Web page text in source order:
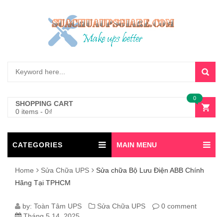
SHOPPING CART
0 items - 0₫
0
CATEGORIES MAIN MENU
Home Sửa Chữa UPS
Sửa chữa Bộ Lưu Điện ABB Chính
Hãng Tại TPHCM
SỬA
by: Toàn Tâm UPS Sửa Chữa UPS
0 comment